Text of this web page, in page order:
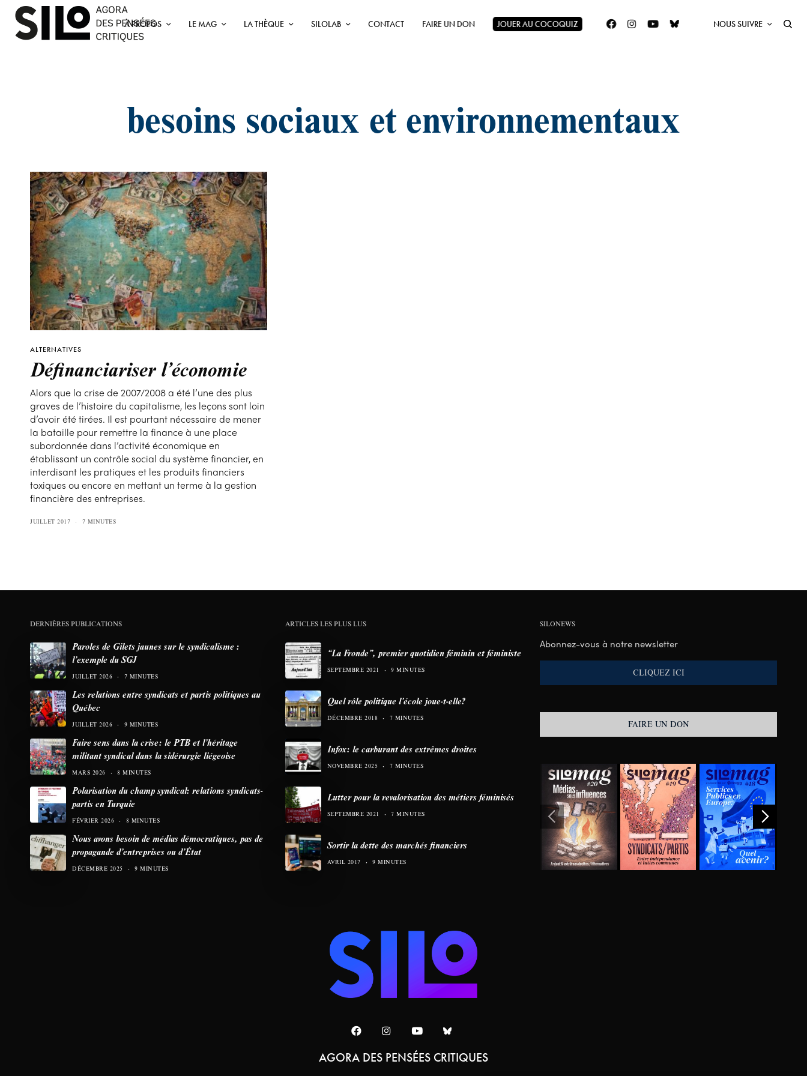
À PROPOS LE MAG LA THÈQUE SILOLAB CONTACT FAIRE UN DON JOUER AU COCOQUIZ NOUS SUIVRE
besoins sociaux et environnementaux
ALTERNATIVES
Définanciariser l’économie
Alors que la crise de 2007/2008 a été l’une des plus
graves de l’histoire du capitalisme, les leçons sont loin
d’avoir été tirées. Il est pourtant nécessaire de mener
la bataille pour remettre la finance à une place
subordonnée dans l’activité économique en
établissant un contrôle social du système financier, en
interdisant les pratiques et les produits financiers
toxiques ou encore en mettant un terme à la gestion
financière des entreprises.
JUILLET 2017 7 MINUTES
DERNIÈRES PUBLICATIONS
Paroles de Gilets jaunes sur le syndicalisme :
l’exemple du SGJ
JUILLET 2026 7 MINUTES
Les relations entre syndicats et partis politiques au
Québec
JUILLET 2026 9 MINUTES
Faire sens dans la crise: le PTB et l’héritage
militant syndical dans la sidérurgie liégeoise
MARS 2026 8 MINUTES
Polarisation du champ syndical: relations syndicats-
partis en Turquie
FÉVRIER 2026 8 MINUTES
Nous avons besoin de médias démocratiques, pas de
propagande d’entreprises ou d’État
DÉCEMBRE 2025 9 MINUTES
ARTICLES LES PLUS LUS
“La Fronde”, premier quotidien féminin et féministe
SEPTEMBRE 2021 9 MINUTES
Quel rôle politique l’école joue-t-elle?
DÉCEMBRE 2018 7 MINUTES
Infox: le carburant des extrêmes droites
NOVEMBRE 2025 7 MINUTES
Lutter pour la revalorisation des métiers féminisés
SEPTEMBRE 2021 7 MINUTES
Sortir la dette des marchés financiers
AVRIL 2017 9 MINUTES
SILONEWS
Abonnez-vous à notre newsletter
CLIQUEZ ICI
FAIRE UN DON
AGORA DES PENSÉES CRITIQUES